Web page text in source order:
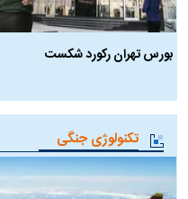
بورس تهران رکورد شکست
تکنولوژی جنگی